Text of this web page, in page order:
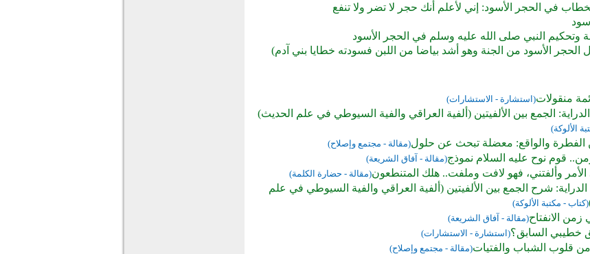
في الحجر الأسود: إني لأعلم أنك حجر لا تضر ولا تنفع
وتحكيم النبي صلى الله عليه وسلم في الحجر الأسود
الحجر الأسود من الجنة وهو أشد بياضا من اللبن فسودته خطايا بني آدم)
منقولات(استشارة - الاستشارات)
الجمع بين الألفيتين (ألفية العراقي والفية السيوطي في علم الحديث)
الألوكة)
الفطرة والواقع: معضلة تبحث عن حلول(مقالة - مجتمع وإصلاح)
قوم نوح عليه السلام نموذج(مقالة - آفاق الشريعة)
وألفتني، فهو لافت وملفت.. هلك المتنطعون(مقالة - حضارة الكلمة)
الدراية: شرح الجمع بين الألفيتين (ألفية العراقي والفية السيوطي في علم
(كتاب - مكتبة الألوكة)
زمن الانفتاح(مقالة - آفاق الشريعة)
خطيبي السابق؟(استشارة - الاستشارات)
قلوب الشباب والفتيات(مقالة - مجتمع وإصلاح)